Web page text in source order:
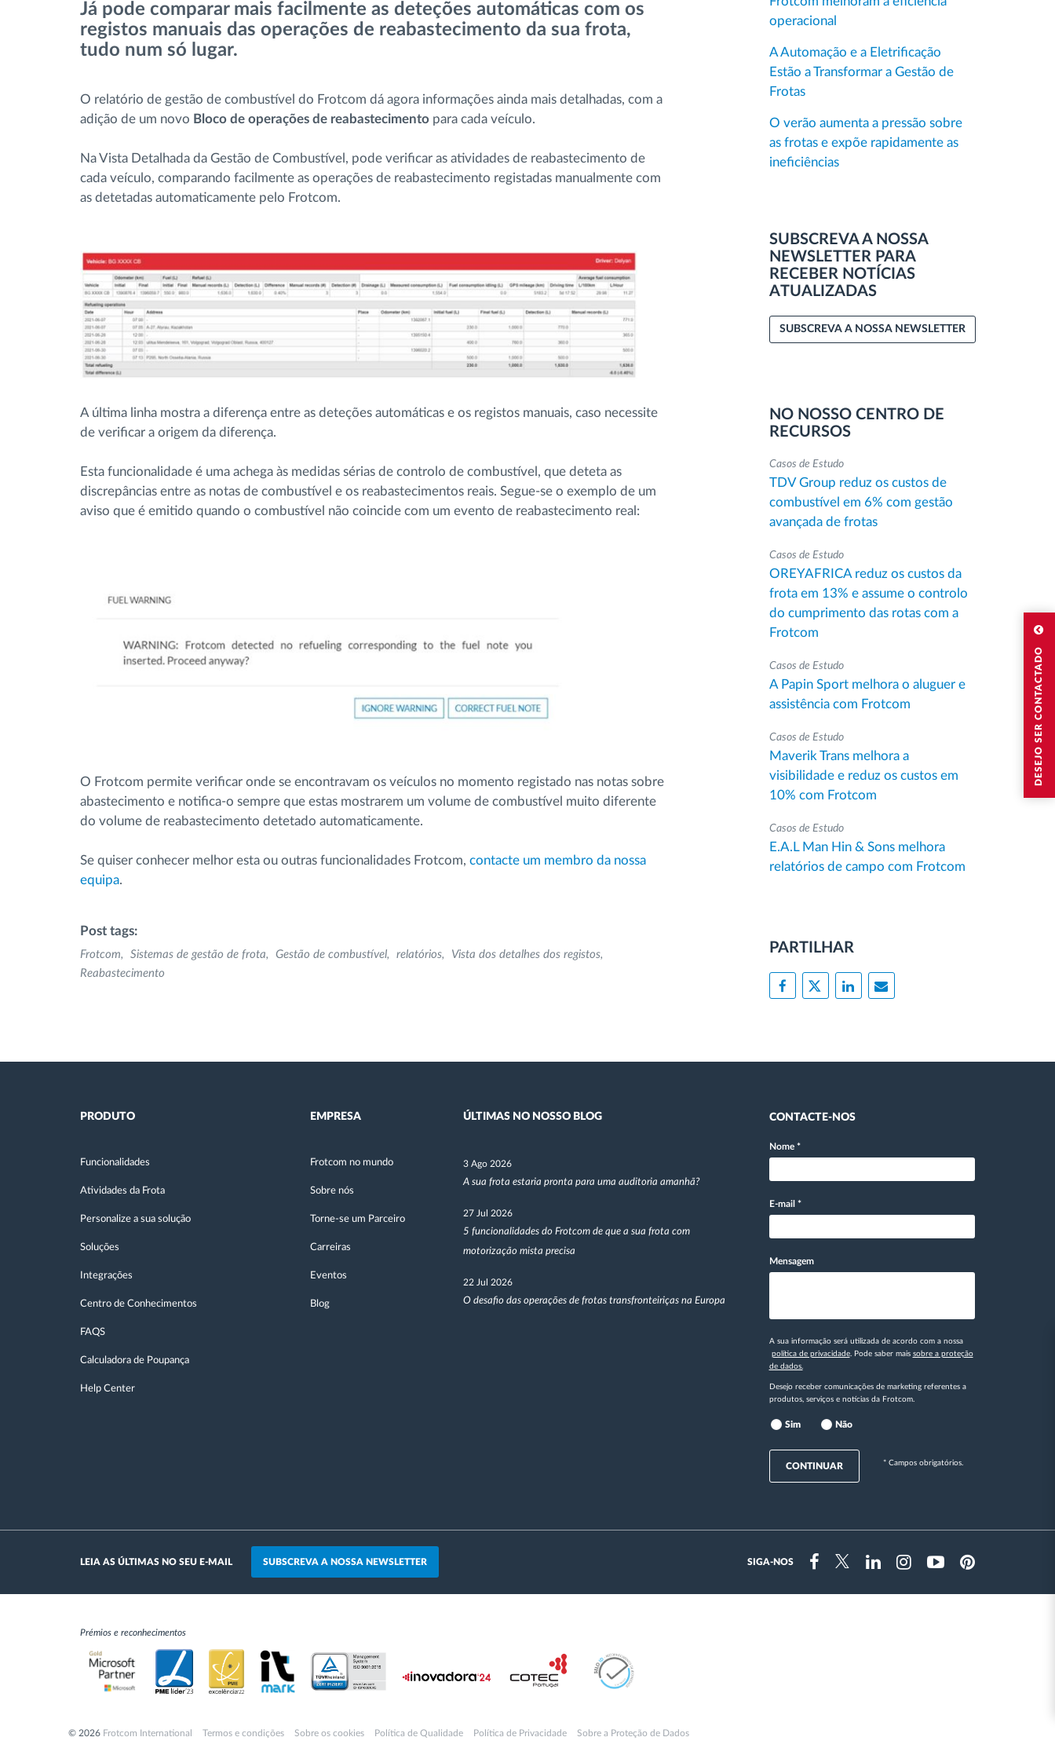
DESEJO SER CONTACTADO
Controlo de acesso
Gestão de Combustível
Planeamento e monitorização de rotas
Identificação automática de
condutores
Já pode comparar mais facilmente as deteções automáticas com os
registos manuais das operações de reabastecimento da sua frota,
tudo num só lugar.
O relatório de gestão de combustível do Frotcom dá agora informações ainda mais detalhadas, com a
adição de um novo Bloco de operações de reabastecimento para cada veículo.
Na Vista Detalhada da Gestão de Combustível, pode verificar as atividades de reabastecimento de
cada veículo, comparando facilmente as operações de reabastecimento registadas manualmente com
as detetadas automaticamente pelo Frotcom.
A última linha mostra a diferença entre as deteções automáticas e os registos manuais, caso necessite
de verificar a origem da diferença.
Esta funcionalidade é uma achega às medidas sérias de controlo de combustível, que deteta as
discrepâncias entre as notas de combustível e os reabastecimentos reais. Segue-se o exemplo de um
aviso que é emitido quando o combustível não coincide com um evento de reabastecimento real:
O Frotcom permite verificar onde se encontravam os veículos no momento registado nas notas sobre
abastecimento e notifica-o sempre que estas mostrarem um volume de combustível muito diferente
do volume de reabastecimento detetado automaticamente.
Se quiser conhecer melhor esta ou outras funcionalidades Frotcom, contacte um membro da nossa
equipa.
Post tags:
Frotcom Sistemas de gestão de frota Gestão de combustível relatórios
Vista dos detalhes dos registos
Reabastecimento
operacional
A Automação e a Eletrificação
Estão a Transformar a Gestão de
Frotas
O verão aumenta a pressão sobre
as frotas e expõe rapidamente as
ineficiências
SUBSCREVA A NOSSA
NEWSLETTER PARA
RECEBER NOTÍCIAS
ATUALIZADAS
SUBSCREVA A NOSSA NEWSLETTER
NO NOSSO CENTRO DE
RECURSOS
Casos de Estudo
TDV Group reduz os custos de
combustível em 6% com gestão
avançada de frotas
Casos de Estudo
OREYAFRICA reduz os custos da
frota em 13% e assume o controlo
do cumprimento das rotas com a
Frotcom
Casos de Estudo
A Papin Sport melhora o aluguer e
assistência com Frotcom
Casos de Estudo
Maverik Trans melhora a
visibilidade e reduz os custos em
10% com Frotcom
Casos de Estudo
E.A.L Man Hin & Sons melhora
relatórios de campo com Frotcom
PARTILHAR
PRODUTO
Funcionalidades
Atividades da Frota
Personalize a sua solução
Soluções
Integrações
Centro de Conhecimentos
FAQS
Calculadora de Poupança
Help Center
EMPRESA
Frotcom no mundo
Sobre nós
Torne-se um Parceiro
Carreiras
Eventos
Blog
ÚLTIMAS NO NOSSO BLOG
3 Ago 2026
A sua frota estaria pronta para uma auditoria amanhã?
27 Jul 2026
5 funcionalidades do Frotcom de que a sua frota com
motorização mista precisa
22 Jul 2026
O desafio das operações de frotas transfronteiriças na Europa
CONTACTE-NOS
Nome *
E-mail *
Mensagem
A sua informação será utilizada de acordo com a nossa
política de privacidade. Pode saber mais sobre a proteção
de dados.
Desejo receber comunicações de marketing referentes a
produtos, serviços e notícias da Frotcom.
Sim Não
CONTINUAR * Campos obrigatórios.
LEIA AS ÚLTIMAS NO SEU E-MAIL SUBSCREVA A NOSSA NEWSLETTER SIGA-NOS
FacebookTwitterLinkedinInstragramYoutubePinterest
Prémios e reconhecimentos
© 2026 Frotcom International Termos e condições Sobre os cookies Política de Qualidade Política de Privacidade Sobre a Proteção de Dados